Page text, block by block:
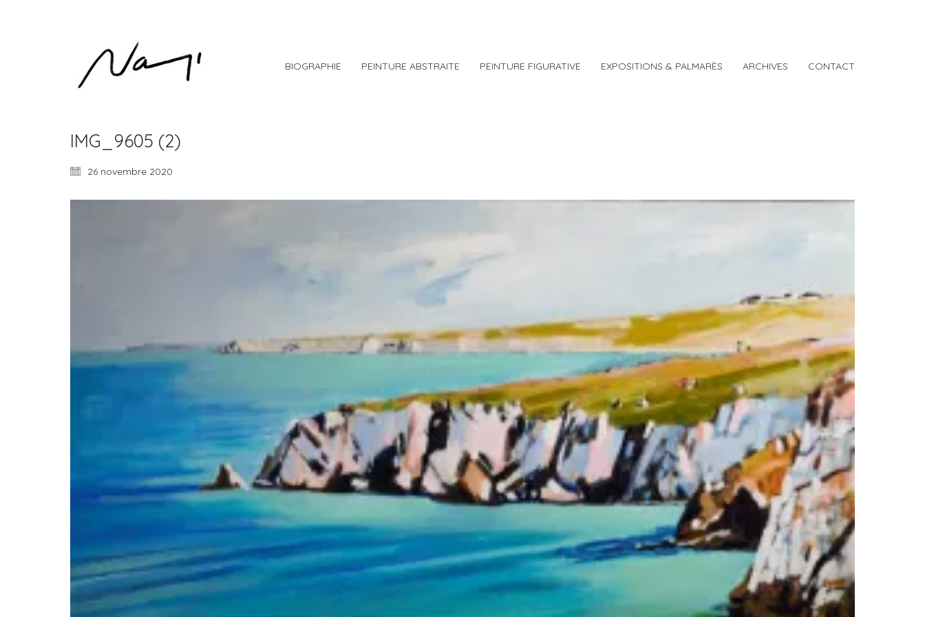
BIOGRAPHIE PEINTURE ABSTRAITE PEINTURE FIGURATIVE EXPOSITIONS & PALMARÈS ARCHIVES CONTACT
IMG_9605 (2)
26 novembre 2020